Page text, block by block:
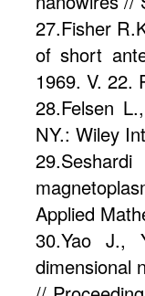
27.Fisher
of short
1969. V. 22.
28.Felsen
NY.: Wiley
Applied
30.Yao J.,
dimensional